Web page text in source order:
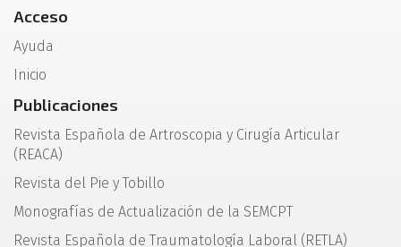
Acceso
Ayuda
Inicio
Publicaciones
Revista Española de Artroscopia y Cirugía Articular
(REACA)
Revista del Pie y Tobillo
Monografías de Actualización de la SEMCPT
Revista Española de Traumatología Laboral (RETLA)